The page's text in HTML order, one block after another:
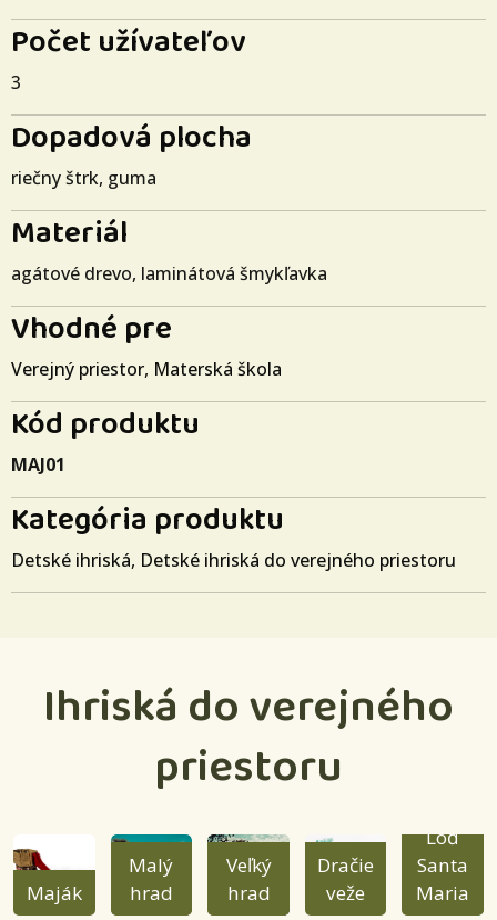
Počet užívateľov
3
Dopadová plocha
riečny štrk, guma
Materiál
agátové drevo, laminátová šmykľavka
Vhodné pre
Verejný priestor, Materská škola
Kód produktu
MAJ01
Kategória produktu
Detské ihriská, Detské ihriská do verejného priestoru
Ihriská do verejného
priestoru
Maják
Malý
hrad
Veľký
hrad
Dračie
veže
Loď
Santa
Maria